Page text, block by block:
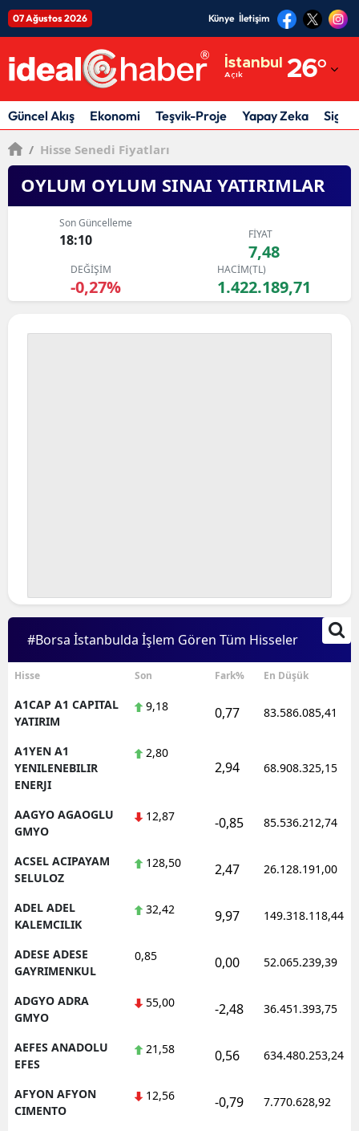
07 Ağustos 2026 Künye İletişim
İstanbul
Açık 26°
Adıyaman
Afyonkarahisar
Amasya
Antalya
Artvin
Çankırı
Çorum
Denizli
Diyarbakır
Elazığ
Eskişehir
Gümüşhane
Hakkari
Mersin
Güncel Akış Ekonomi Teşvik-Proje Yapay Zeka
/ Hisse Senedi Fiyatları
OYLUM OYLUM SINAI YATIRIMLAR
Son Güncelleme
18:10 FİYAT
7,48
DEĞİŞİM
-0,27%
HACİM(TL)
1.422.189,71
#Borsa İstanbulda İşlem Gören Tüm Hisseler
Hisse Son Fark% En Düşük
A1CAP A1 CAPITAL
YATIRIM
9,18 0,77 83.586.085,41
A1YEN A1
YENILENEBILIR
ENERJI
2,80
2,94 68.908.325,15
AAGYO AGAOGLU
GMYO
12,87 -0,85 85.536.212,74
ACSEL ACIPAYAM
SELULOZ
128,50 2,47 26.128.191,00
ADEL ADEL
KALEMCILIK
32,42 9,97 149.318.118,44
ADESE ADESE
GAYRIMENKUL
0,85 0,00 52.065.239,39
ADGYO ADRA
GMYO
55,00 -2,48 36.451.393,75
AEFES ANADOLU
EFES
21,58 0,56 634.480.253,24
AFYON AFYON
CIMENTO
12,56 -0,79 7.770.628,92